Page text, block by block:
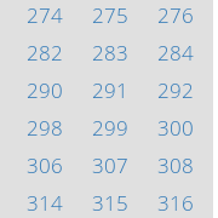
274 275
276
282 283
284
290 291
292
298 299
300
306 307
308
314 315
316